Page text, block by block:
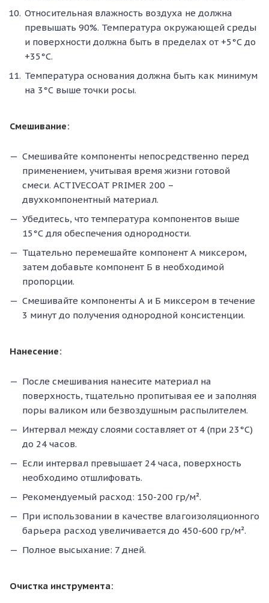
Относительная влажность воздуха не должна
превышать 90%. Температура окружающей среды
и поверхности должна быть в пределах от +5°С до
+35°С.
Температура основания должна быть как минимум
на 3°С выше точки росы.
Смешивание:
Смешивайте компоненты непосредственно перед
применением, учитывая время жизни готовой
смеси. ACTIVECOAT PRIMER 200 –
двухкомпонентный материал.
Убедитесь, что температура компонентов выше
15°С для обеспечения однородности.
Тщательно перемешайте компонент А миксером,
затем добавьте компонент Б в необходимой
пропорции.
Смешивайте компоненты А и Б миксером в течение
3 минут до получения однородной консистенции.
Нанесение:
После смешивания нанесите материал на
поверхность, тщательно пропитывая ее и заполняя
поры валиком или безвоздушным распылителем.
Интервал между слоями составляет от 4 (при 23°С)
до 24 часов.
Если интервал превышает 24 часа, поверхность
необходимо отшлифовать.
Рекомендуемый расход: 150-200 гр/м².
При использовании в качестве влагоизоляционного
барьера расход увеличивается до 450-600 гр/м².
Полное высыхание: 7 дней.
Очистка инструмента: